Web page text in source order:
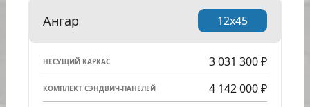
Ангар 12x45
НЕСУЩИЙ КАРКАС 3 031 300 ₽
КОМПЛЕКТ СЭНДВИЧ-ПАНЕЛЕЙ 4 142 000 ₽